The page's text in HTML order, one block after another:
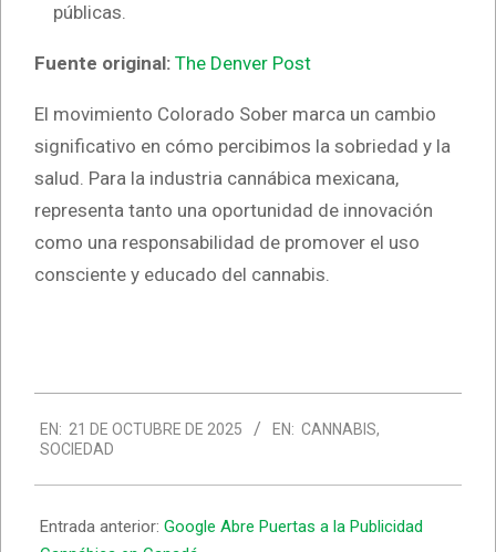
públicas.
Fuente original: The Denver Post
El movimiento Colorado Sober marca un cambio
significativo en cómo percibimos la sobriedad y la
salud. Para la industria cannábica mexicana,
representa tanto una oportunidad de innovación
como una responsabilidad de promover el uso
consciente y educado del cannabis.
10-
21
EN: 21 DE OCTUBRE DE 2025 EN: CANNABIS,
SOCIEDAD
Entrada anterior: Google Abre Puertas a la Publicidad